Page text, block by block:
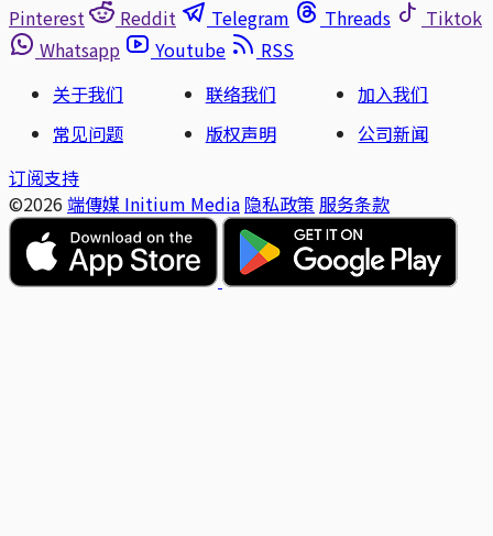
Pinterest
Reddit Telegram Threads
Tiktok
Whatsapp
Youtube
RSS
关于我们
联络我们
加入我们
常见问题
版权声明
公司新闻
订阅支持
©2026 端傳媒 Initium Media 隐私政策 服务条款